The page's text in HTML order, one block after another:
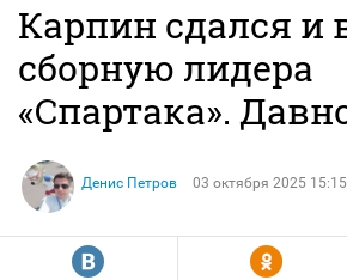
Карпин сдался и
сборную лидера
«Спартака».
Денис Петров 03 октября 2025 15:15
R Y